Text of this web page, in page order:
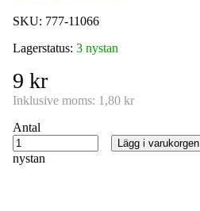
SKU: 777-11066
Lagerstatus: 3 nystan
9 kr
Inklusive moms: 1,80 kr
Antal
nystan
Lägg i varukorgen